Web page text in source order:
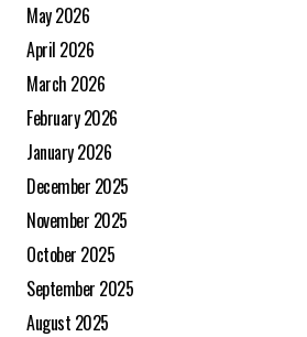
May 2026
April 2026
March 2026
February 2026
January 2026
December 2025
November 2025
October 2025
September 2025
August 2025